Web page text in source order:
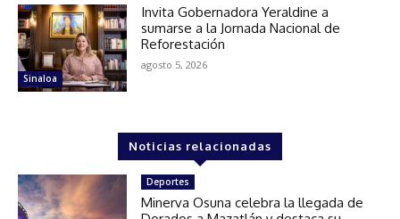
Sinaloa
Invita Gobernadora Yeraldine a
sumarse a la Jornada Nacional de
Reforestación
agosto 5, 2026
Noticias relacionadas
Deportes
Minerva Osuna celebra la llegada de